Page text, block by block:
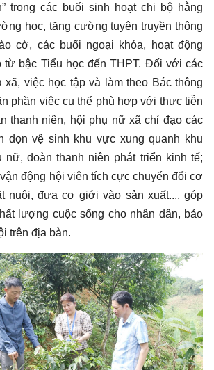
trong các buổi sinh hoạt chi bộ hằng
học, tăng cường tuyên truyền thông
cờ, các buổi ngoại khóa, hoạt động
bậc Tiểu học đến THPT. Đối với các
xã, việc học tập và làm theo Bác thông
phần việc cụ thể phù hợp với thực tiễn
thanh niên, hội phụ nữ xã chỉ đạo các
dọn vệ sinh khu vực xung quanh khu
nữ, đoàn thanh niên phát triển kinh tế;
động hội viên tích cực chuyển đổi cơ
nuôi, đưa cơ giới vào sản xuất..., góp
lượng cuộc sống cho nhân dân, bảo
trên địa bàn.